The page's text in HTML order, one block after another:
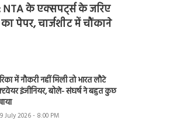
के एक्सपर्ट्स के जरिए
पेपर, चार्जशीट में चौंकाने
में नौकरी नहीं मिली तो भारत लौटे
इंजीनियर, बोले- संघर्ष ने बहुत कुछ
July 2026 - 8:00 PM